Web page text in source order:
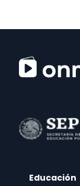
Educación